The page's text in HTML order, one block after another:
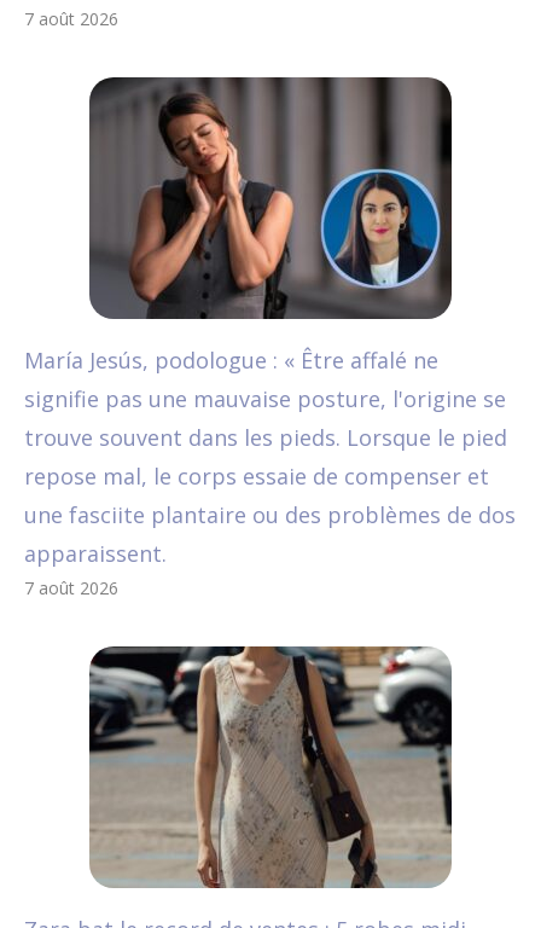
7 août 2026
María Jesús, podologue : « Être affalé ne
signifie pas une mauvaise posture, l'origine se
trouve souvent dans les pieds. Lorsque le pied
repose mal, le corps essaie de compenser et
une fasciite plantaire ou des problèmes de dos
apparaissent.
7 août 2026